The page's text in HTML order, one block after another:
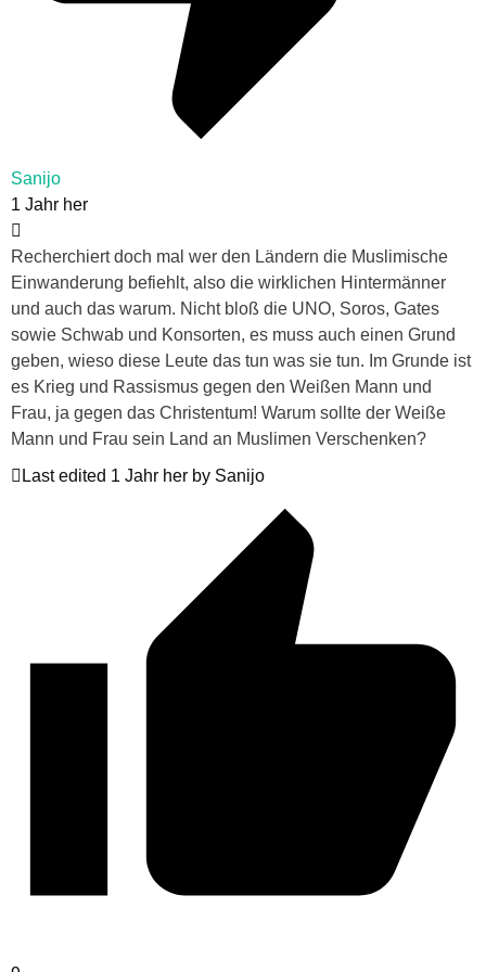
Sanijo
1 Jahr her
Recherchiert doch mal wer den Ländern die Muslimische
Einwanderung befiehlt, also die wirklichen Hintermänner
und auch das warum. Nicht bloß die UNO, Soros, Gates
sowie Schwab und Konsorten, es muss auch einen Grund
geben, wieso diese Leute das tun was sie tun. Im Grunde ist
es Krieg und Rassismus gegen den Weißen Mann und
Frau, ja gegen das Christentum! Warum sollte der Weiße
Mann und Frau sein Land an Muslimen Verschenken?
Last edited 1 Jahr her by Sanijo